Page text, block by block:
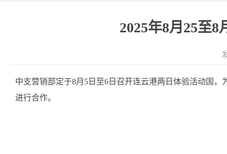
2025年8月25至
中支营销部定于8月5日至6日召开连云港两日体验活动国
进行合作。